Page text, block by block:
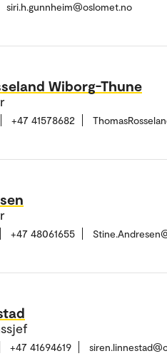
siri.h.gunnheim@oslomet.no
Wiborg-Thune
+47 41578682
+47 48061655
+47 41694619